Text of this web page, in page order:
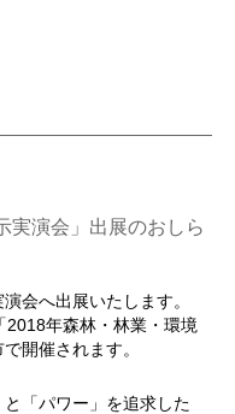
実演会」出展のおしら
会へ出展いたします。
年森林・林業・環境
開催されます。
「パワー」を追求した